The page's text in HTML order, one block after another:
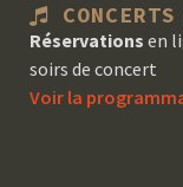
Réservations en
soirs de concert
Voir la